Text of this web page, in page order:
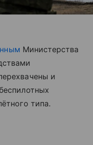
Министерства
и
типа.